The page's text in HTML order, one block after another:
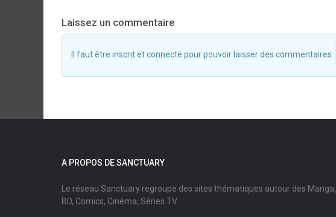
Laissez un commentaire
Il faut être inscrit et connecté pour pouvoir laisser des commentaires.
A PROPOS DE SANCTUARY
Le réseau Sanctuary regroupe des sites thématiques autour des Manga,
BD, Comics, Cinéma, Séries TV.